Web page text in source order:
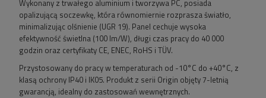
Wykonany z trwałego aluminium i tworzywa PC, posiada
opalizującą soczewkę, która równomiernie rozprasza światło,
minimalizując olśnienie (UGR 19). Panel cechuje wysoka
efektywność świetlna (100 lm/W), długi czas pracy do 40 000
godzin oraz certyfikaty CE, ENEC, RoHS i TÜV.
Przystosowany do pracy w temperaturach od -10°C do +40°C, z
klasą ochrony IP40 i IK05. Produkt z serii Origin objęty 7-letnią
gwarancją, idealny do zastosowań wewnętrznych.